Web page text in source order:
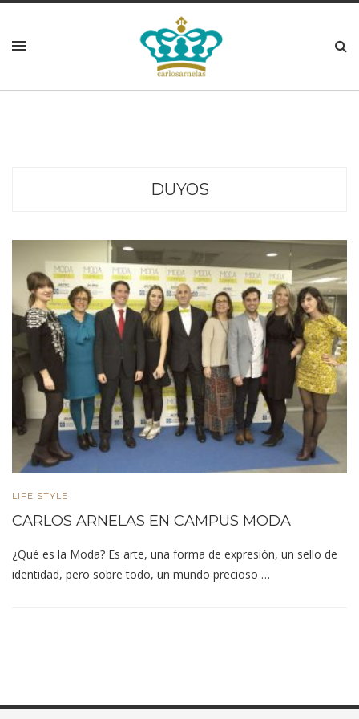
DUYOS
LIFE STYLE
CARLOS ARNELAS EN CAMPUS MODA
¿Qué es la Moda? Es arte, una forma de expresión, un sello de
identidad, pero sobre todo, un mundo precioso …